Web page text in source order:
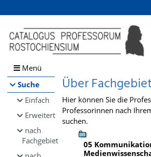
Browsen
direkt zum Inhalt
Menü
Suche
Einfach
Erweitert
nach
Fachgebiet
Über
Hier können Sie die
Professorinnen nach
suchen.
05